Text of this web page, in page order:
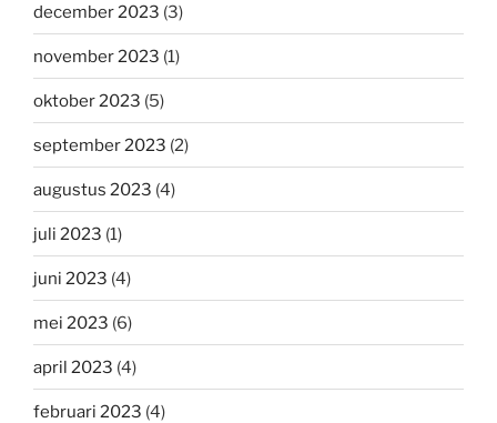
december 2023 (3)
november 2023 (1)
oktober 2023 (5)
september 2023 (2)
augustus 2023 (4)
juli 2023 (1)
juni 2023 (4)
mei 2023 (6)
april 2023 (4)
februari 2023 (4)